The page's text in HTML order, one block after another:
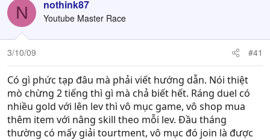
d
s
t
a
t
e
r
i
N nothink87
Youtube Master Race
3/10/09 #41
Có gì phức tạp đâu mà phải viết hướng dẫn. Nói thiệt
mò chừng 2 tiếng thì gì mà chả biết hết. Ráng duel có
nhiều gold với lên lev thì vô mục game, vô shop mua
thêm item với nâng skill theo mỗi lev. Đầu tháng
thường có mấy giải tourtment, vô mục đó join là được